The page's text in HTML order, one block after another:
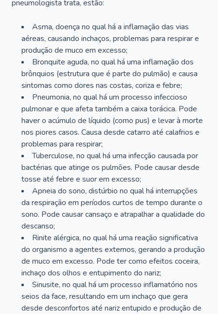
pneumologista trata, estão:
Asma, doença no qual há a inflamação das vias
aéreas, causando inchaços, problemas para respirar e
produção de muco em excesso;
Bronquite aguda, no qual há uma inflamação dos
brônquios (estrutura que é parte do pulmão) e causa
sintomas como dores nas costas, coriza e febre;
Pneumonia, no qual há um processo infeccioso
pulmonar e que afeta também a caixa torácica. Pode
haver o acúmulo de líquido (como pus) e levar à morte
nos piores casos. Causa desde catarro até calafrios e
problemas para respirar;
Tuberculose, no qual há uma infecção causada por
bactérias que atinge os pulmões. Pode causar desde
tosse até febre e suor em excesso;
Apneia do sono, distúrbio no qual há interrupções
da respiração em períodos curtos de tempo durante o
sono. Pode causar cansaço e atrapalhar a qualidade do
descanso;
Rinite alérgica, no qual há uma reação significativa
do organismo a agentes externos, gerando a produção
de muco em excesso. Pode ter como efeitos coceira,
inchaço dos olhos e entupimento do nariz;
Sinusite, no qual há um processo inflamatório nos
seios da face, resultando em um inchaço que gera
desde desconfortos até nariz entupido e produção de